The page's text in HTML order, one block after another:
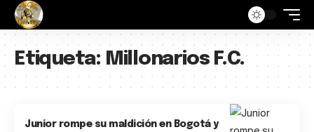
Etiqueta: Millonarios F.C.
Junior rompe su maldición en Bogotá y